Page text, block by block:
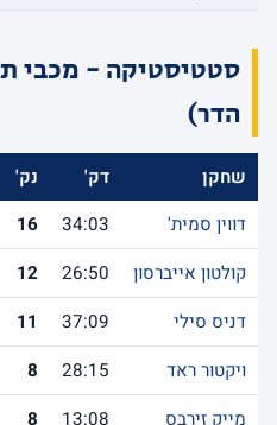
סטטיסטיקה - מכבי
הדר)
שחקן דק' נק'
דווין סמית'
34:03
16
קולטון אייברסון
26:50
12
דניס סילי
37:09
11
ויקטור ראד
28:15
8
מייק זירבס
13:08
8